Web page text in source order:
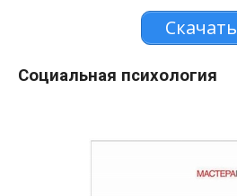
Скачать
Социальная психология